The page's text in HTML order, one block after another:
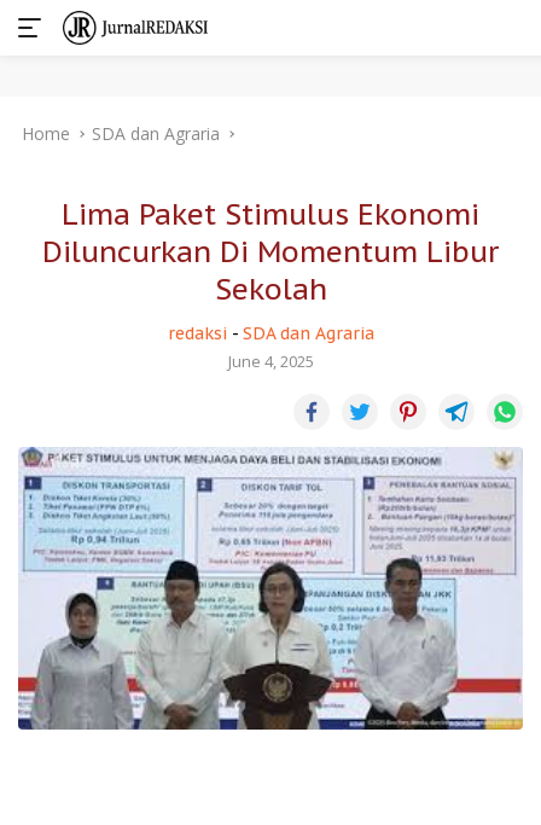
Home SDA dan Agraria
Lima Paket Stimulus Ekonomi
Diluncurkan Di Momentum Libur
Sekolah
redaksi - SDA dan Agraria
June 4, 2025